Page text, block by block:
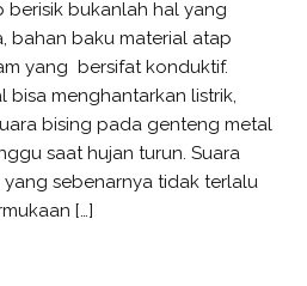
bukanlah hal yang
bahan baku material atap
yang bersifat konduktif.
bisa menghantarkan listrik,
bising pada genteng metal
saat hujan turun. Suara
sebenarnya tidak terlalu
[…]